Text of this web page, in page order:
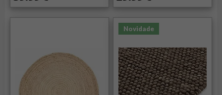
Novidade